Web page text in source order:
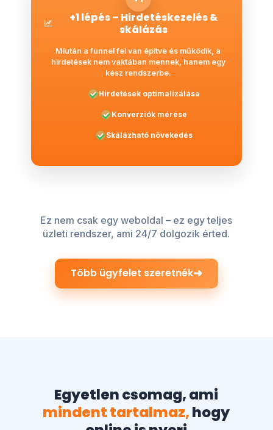
+1 lépés – Hirdetéskezelés &
skálázás
Miután a funnel fel van építve és működik, a
hirdetések nem vaktában mennek, hanem egy
kész rendszerbe.
Hirdetések optimalizálása
Konverziók mérése
Skálázható növekedés
Ez nem csak egy weboldal – ez egy teljes
üzleti rendszer, ami 24/7 dolgozik érted.
Több ügyfelet szeretnék➜
Egyetlen csomag, ami
mindent tartalmaz,hogy